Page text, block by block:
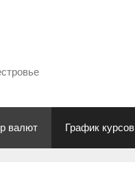
валют График курсов